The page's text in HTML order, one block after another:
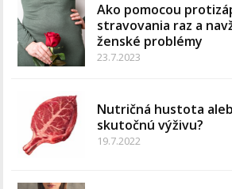
Ako pomocou
stravovania raz a
ženské problémy
23.7.2023
Nutričná hustota
skutočnú výživu?
19.7.2022